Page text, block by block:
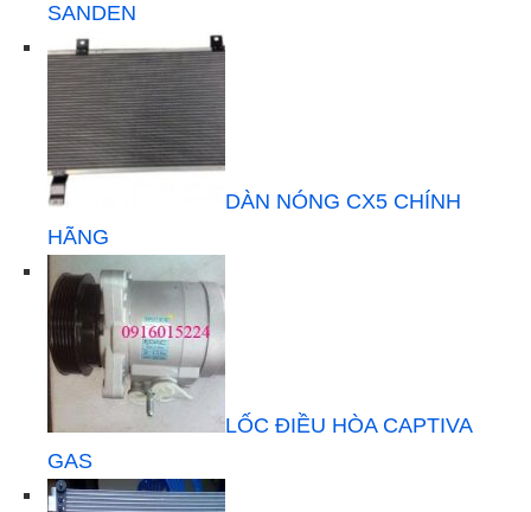
SANDEN
DÀN NÓNG CX5 CHÍNH
HÃNG
LỐC ĐIỀU HÒA CAPTIVA
GAS